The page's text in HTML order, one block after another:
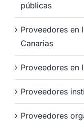
públicas
Proveedores en
Canarias
Proveedores en
Proveedores
Proveedores